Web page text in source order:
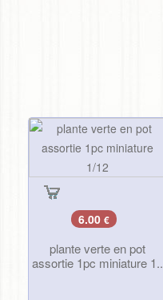
6.00 €
plante verte en pot
assortie 1pc miniature 1..